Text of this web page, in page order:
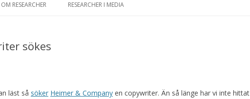
OM RESEARCHER RESEARCHER I MEDIA
sökes
läst så söker Heimer & Company en copywriter. Än så länge har vi inte hittat